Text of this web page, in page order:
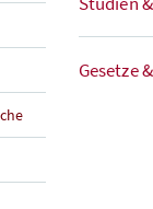
Gesetze